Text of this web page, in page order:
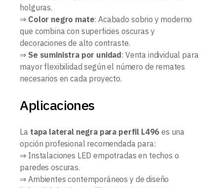
holguras.
⇒ Color negro mate: Acabado sobrio y moderno
que combina con superficies oscuras y
decoraciones de alto contraste.
⇒ Se suministra por unidad: Venta individual para
mayor flexibilidad según el número de remates
necesarios en cada proyecto.
Aplicaciones
La tapa lateral negra para perfil L496 es una
opción profesional recomendada para:
⇒ Instalaciones LED empotradas en techos o
paredes oscuras.
⇒ Ambientes contemporáneos y de diseño